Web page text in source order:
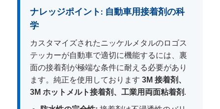
ナレッジポイント: 自動車用接着剤の科
学
カスタマイズされたニッケルメタルのロゴス
テッカーが自動車で適切に機能するには、裏
面の接着剤が極端な条件に耐える必要があり
ます。純正を使用しております 3M 接着剤、
3M ホットメルト接着剤、工業用両面粘着剤 .